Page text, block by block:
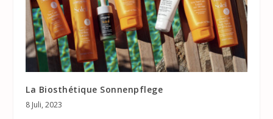
La Biosthétique Sonnenpflege
8 Juli, 2023